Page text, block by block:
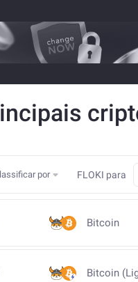
por FLOKI para
Bitcoin
Bitcoin